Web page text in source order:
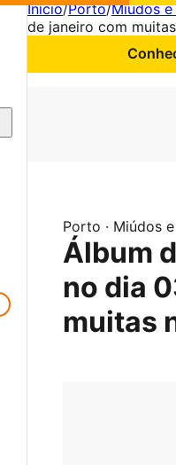
Início/Porto/Miúdos e
de janeiro com
Porto · Miúdos
Álbum
no dia
muitas